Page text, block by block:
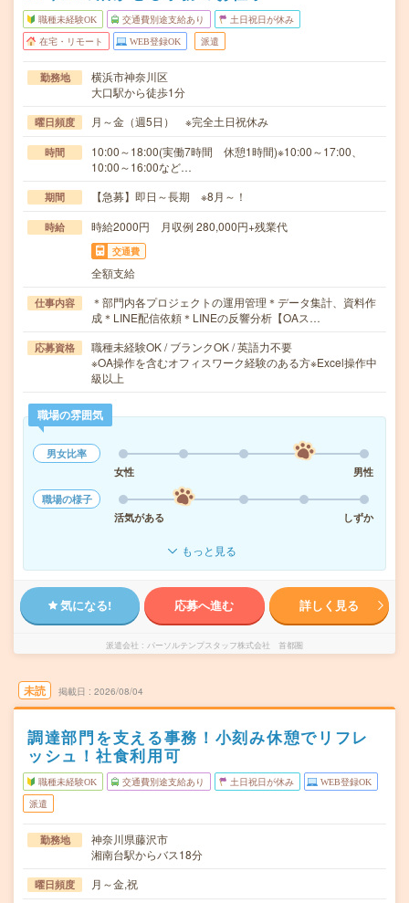
職種未経験OK 交通費別途支給あり 土日祝日が休み
在宅・リモート WEB登録OK 派遣
勤務地
横浜市神奈川区
大口駅から徒歩1分
曜日頻度 月～金（週5日） ※完全土日祝休み
時間
10:00～18:00(実働7時間 休憩1時間)※10:00～17:00、
10:00～16:00など…
期間 【急募】即日～長期 ※8月～！
時給 時給2000円 月収例 280,000円+残業代
交通費
全額支給
仕事内容
＊部門内各プロジェクトの運用管理＊データ集計、資料作
成＊LINE配信依頼＊LINEの反響分析【OAス…
応募資格
職種未経験OK / ブランクOK / 英語力不要
※OA操作を含むオフィスワーク経験のある方※Excel操作中
級以上
職場の雰囲気
男女比率
女性
男性
職場の様子
活気がある
しずか
もっと見る
気になる! 応募へ進む 詳しく見る
派遣会社 パーソルテンプスタッフ株式会社 首都圏
未読 掲載日 2026/08/04
調達部門を支える事務！小刻み休憩でリフレ
ッシュ！社食利用可
職種未経験OK 交通費別途支給あり 土日祝日が休み WEB登録OK
派遣
勤務地
神奈川県藤沢市
湘南台駅からバス18分
曜日頻度 月～金,祝